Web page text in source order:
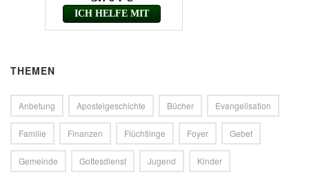
THEMEN
Anbetung Apostelgeschichte Bücher Evangelisation
Familie Finanzen Flüchtlinge Foyer Gebet
Gemeinde Gottesdienst Jugend Kinder